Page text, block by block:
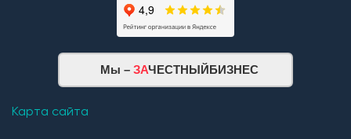
Монтаж плит перекрытия
Кровельная система
1. Монтаж стропильной системы из пиломатериала
Мы – ЗАЧЕСТНЫЙБИЗНЕС
Карта сайта